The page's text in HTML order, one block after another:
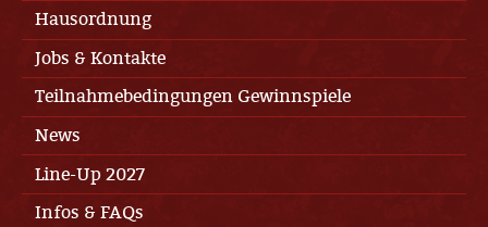
Hausordnung
Jobs & Kontakte
Teilnahmebedingungen Gewinnspiele
News
Line-Up 2027
Infos & FAQs